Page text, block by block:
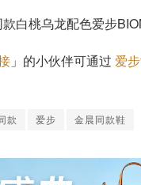
」的小伙伴可通过 爱
款 爱步 金晨同款鞋